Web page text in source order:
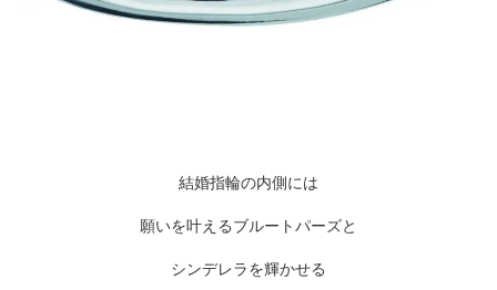
結婚指輪の内側には
願いを叶えるブルートパーズと
シンデレラを輝かせる